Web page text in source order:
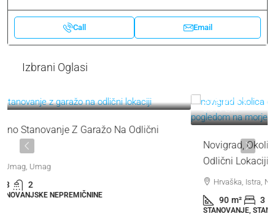
Call Email
Izbrani Oglasi
319.000 €
3.544 €/m²
Novigrad, Okolica | Dvonadstropno Stanovanje Na
Odlični Lokaciji S Pogledom Na Morje
Hrvaška, Istra, Novigrad, Novigrad (Okolica)
90 m² 3 1